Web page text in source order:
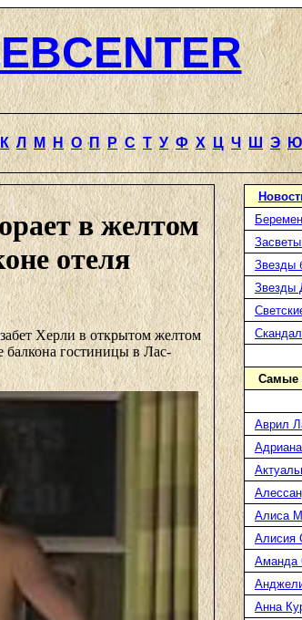
К Л М Н О П Р С Т У Ф Х Ц Ч Ш Э Ю
в желтом
отеля
Херли в открытом желтом
балкона гостиницы в Лас-
Звезды
Звезды
Самые
Аврил
Алиса
Алисия
Аманда
Анна